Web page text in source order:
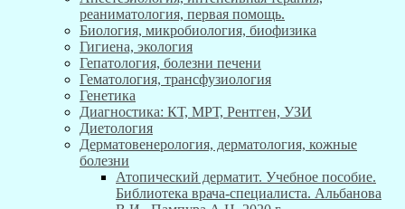
реаниматология, первая помощь.
Биология, микробиология, биофизика
Гигиена, экология
Гепатология, болезни печени
Гематология, трансфузиология
Генетика
Диагностика: КТ, МРТ, Рентген, УЗИ
Диетология
Дерматовенерология, дерматология, кожные
болезни
Атопический дерматит. Учебное пособие.
Библиотека врача-специалиста. Альбанова